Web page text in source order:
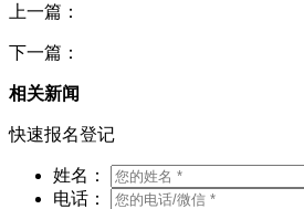
上一篇：
下一篇：
相关新闻
快速报名登记
姓名：
电话：